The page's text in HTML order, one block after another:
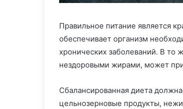
Правильное питание является
обеспечивает организм
хронических заболеваний. В то
нездоровыми жирами, может
Сбалансированная диета
цельнозерновые продукты,